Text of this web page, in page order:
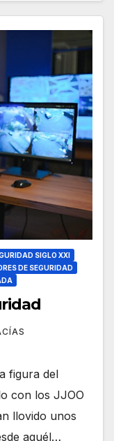
SIGLO XXI
DE SEGURIDAD
figura del
con los JJOO
llovido unos
aquél…